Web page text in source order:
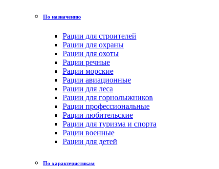
По назначению
Рации для строителей
Рации для охраны
Рации для охоты
Рации речные
Рации морские
Рации авиационные
Рации для леса
Рации для горнолыжников
Рации профессиональные
Рации любительские
Рации для туризма и спорта
Рации военные
Рации для детей
По характеристикам